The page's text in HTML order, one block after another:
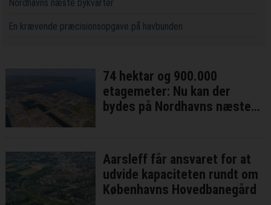
Nordhavns næste bykvarter
En krævende præcisionsopgave på havbunden
74 hektar og 900.000
etagemeter: Nu kan der
bydes på Nordhavns næste
Aarsleff får ansvaret for at
udvide kapaciteten rundt om
Københavns Hovedbanegård